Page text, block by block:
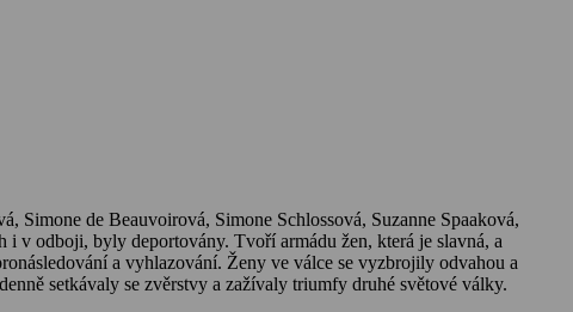
Simone de Beauvoirová, Simone Schlossová, Suzanne Spaaková,
odboji, byly deportovány. Tvoří armádu žen, která je slavná, a
a vyhlazování. Ženy ve válce se vyzbrojily odvahou a
setkávaly se zvěrstvy a zažívaly triumfy druhé světové války.